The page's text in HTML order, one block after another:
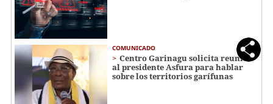
COMUNICADO
Centro Garinagu solicita reunión
al presidente Asfura para hablar
sobre los territorios garífunas